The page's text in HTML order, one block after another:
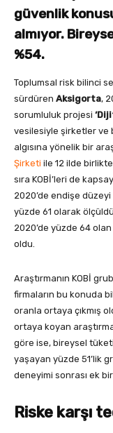
güvenlik
almıyor.
%54.
Toplumsal risk bilinci
sürdüren Aksigorta,
sorumluluk projesi
vesilesiyle şirketler ve
algısına yönelik bir
Şirketi ile 12 ilde
sıra KOBİ’leri de
2020’de endişe düzeyi
yüzde 61 olarak
2020’de yüzde 64
oldu.
Araştırmanın KOBİ
firmaların bu konuda
oranla ortaya çıkmış
ortaya koyan
göre ise, bireysel
yaşayan yüzde 51’lik
deneyimi sonrası ek
Riske karşı